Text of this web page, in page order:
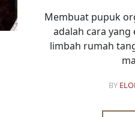
Membuat pupuk
adalah cara
limbah rumah
BY